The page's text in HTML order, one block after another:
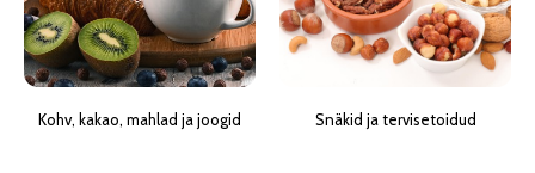
Kohv, kakao, mahlad ja joogid Snäkid ja tervisetoidud